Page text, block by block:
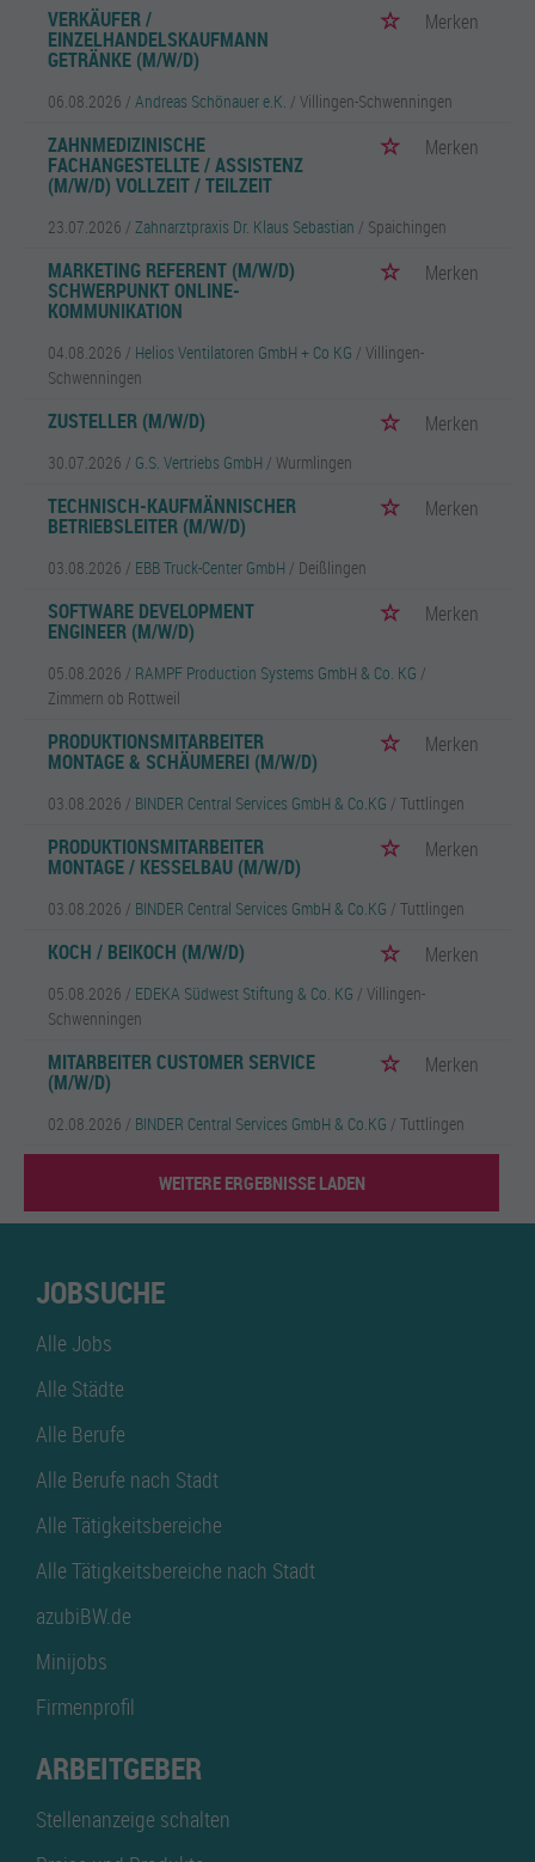
VERKÄUFER /
EINZELHANDELSKAUFMANN
GETRÄNKE (M/W/D)
Merken
06.08.2026 / Andreas Schönauer e.K. / Villingen-Schwenningen
ZAHNMEDIZINISCHE
FACHANGESTELLTE / ASSISTENZ
(M/W/D) VOLLZEIT / TEILZEIT
Merken
23.07.2026 / Zahnarztpraxis Dr. Klaus Sebastian / Spaichingen
MARKETING REFERENT (M/W/D)
SCHWERPUNKT ONLINE-
KOMMUNIKATION
Merken
04.08.2026 / Helios Ventilatoren GmbH + Co KG / Villingen-
Schwenningen
ZUSTELLER (M/W/D) Merken
30.07.2026 / G.S. Vertriebs GmbH / Wurmlingen
TECHNISCH-KAUFMÄNNISCHER
BETRIEBSLEITER (M/W/D)
Merken
03.08.2026 / EBB Truck-Center GmbH / Deißlingen
SOFTWARE DEVELOPMENT
ENGINEER (M/W/D)
Merken
05.08.2026 / RAMPF Production Systems GmbH & Co. KG /
Zimmern ob Rottweil
PRODUKTIONSMITARBEITER
MONTAGE & SCHÄUMEREI (M/W/D)
Merken
03.08.2026 / BINDER Central Services GmbH & Co.KG / Tuttlingen
PRODUKTIONSMITARBEITER
MONTAGE / KESSELBAU (M/W/D)
Merken
03.08.2026 / BINDER Central Services GmbH & Co.KG / Tuttlingen
KOCH / BEIKOCH (M/W/D) Merken
05.08.2026 / EDEKA Südwest Stiftung & Co. KG / Villingen-
Schwenningen
MITARBEITER CUSTOMER SERVICE
(M/W/D)
Merken
02.08.2026 / BINDER Central Services GmbH & Co.KG / Tuttlingen
WEITERE ERGEBNISSE LADEN
JOBSUCHE
Alle Jobs
Alle Städte
Alle Berufe
Alle Berufe nach Stadt
Alle Tätigkeitsbereiche
Alle Tätigkeitsbereiche nach Stadt
azubiBW.de
Minijobs
Firmenprofil
ARBEITGEBER
Stellenanzeige schalten